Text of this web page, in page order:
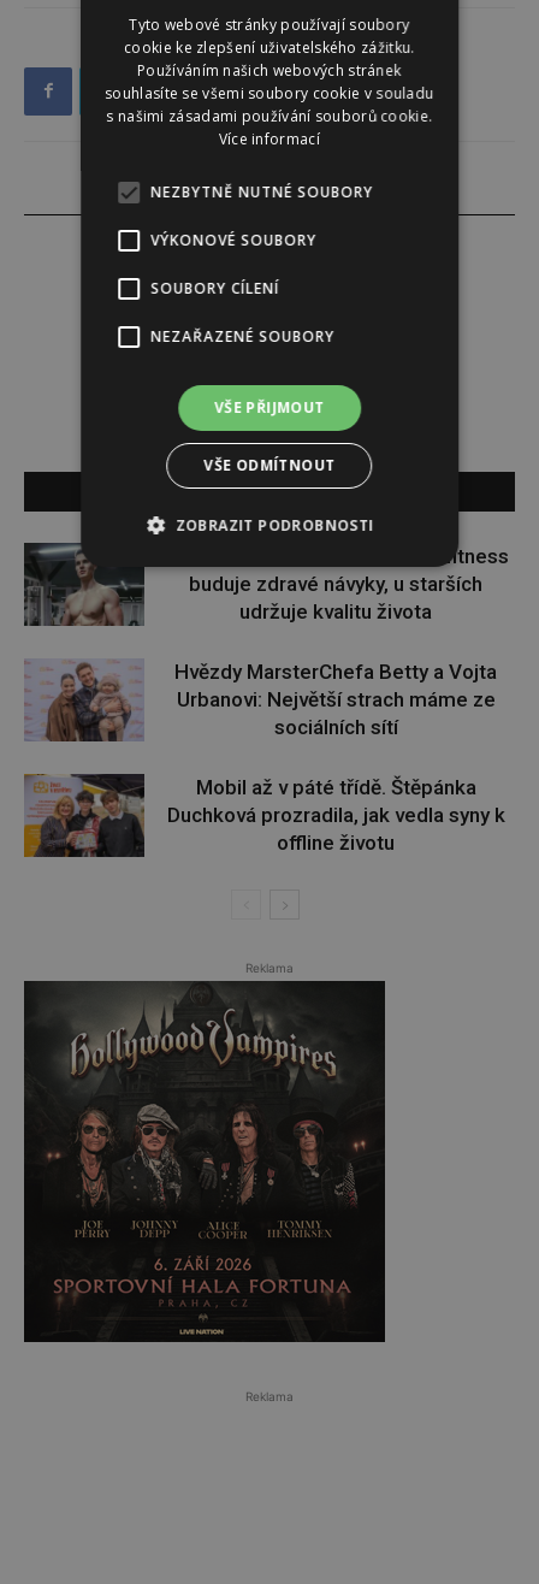
Lucie Šáleová
SOUVISEJÍCÍ ČLÁNKY
Jaroslav Pecka: U mladých lidí fitness
buduje zdravé návyky, u starších
udržuje kvalitu života
Hvězdy MarsterChefa Betty a Vojta
Urbanovi: Největší strach máme ze
sociálních sítí
Mobil až v páté třídě. Štěpánka
Duchková prozradila, jak vedla syny k
offline životu
Reklama
Reklama
Tyto webové stránky používají soubory
cookie ke zlepšení uživatelského zážitku.
Používáním našich webových stránek
souhlasíte se všemi soubory cookie v souladu
s našimi zásadami používání souborů cookie.
Více informací
NEZBYTNĚ NUTNÉ SOUBORY
VÝKONOVÉ SOUBORY
SOUBORY CÍLENÍ
NEZAŘAZENÉ SOUBORY
VŠE PŘIJMOUT
VŠE ODMÍTNOUT
ZOBRAZIT PODROBNOSTI